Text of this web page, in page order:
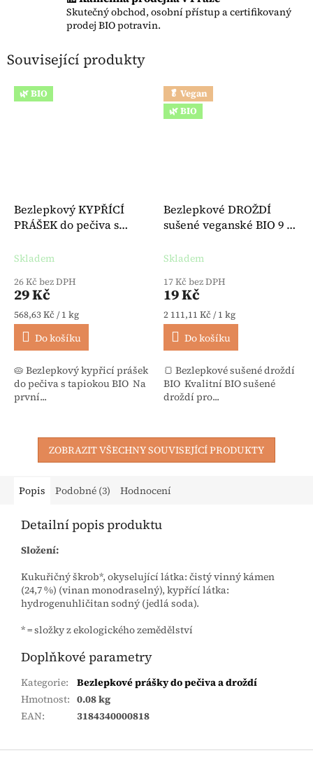
Skutečný obchod, osobní přístup a certifikovaný
prodej BIO potravin.
Související produkty
🌿 BIO
Bezlepkový KYPŘÍCÍ
PRÁŠEK do pečiva s
BioVegan
Skladem
26 Kč bez DPH
29 Kč
Měrná cena:
568,63 Kč / 1 kg
Do košíku
🥧 Bezlepkový kypřicí prášek
do pečiva s tapiokou BIO Na
první...
🥬 Vegan
🌿 BIO
Bezlepkové DROŽDÍ
sušené veganské BIO 9 g -
Skladem
17 Kč bez DPH
19 Kč
Měrná cena:
2 111,11 Kč / 1 kg
Do košíku
🍞 Bezlepkové sušené droždí
BIO Kvalitní BIO sušené
droždí pro...
ZOBRAZIT VŠECHNY SOUVISEJÍCÍ PRODUKTY
Popis Podobné (3) Hodnocení
Detailní popis produktu
Složení:
Kukuřičný škrob*, okyselující látka: čistý vinný kámen
(24,7 %) (vinan monodraselný), kypřící látka:
hydrogenuhličitan sodný (jedlá soda).
* = složky z ekologického zemědělství
Doplňkové parametry
Kategorie:
Bezlepkové prášky do pečiva a droždí
Hmotnost: 0.08 kg
EAN: 3184340000818
Zápatí